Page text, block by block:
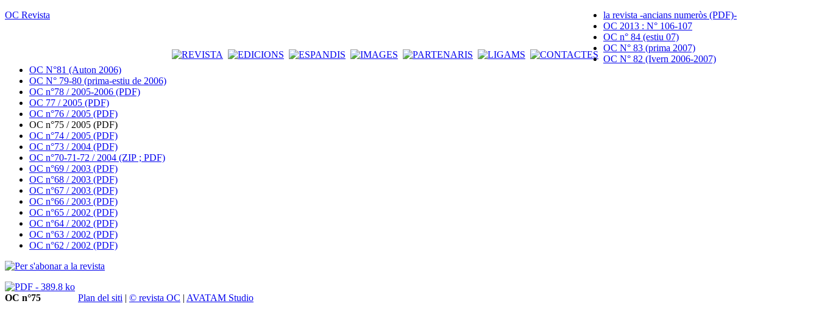
OC Revista
la revista -ancians numeròs (PDF)-
OC 2013 : N° 106-107
OC n° 84 (estiu 07)
OC N° 83 (prima 2007)
OC N° 82 (Ivern 2006-2007)
OC N°81 (Auton 2006)
OC N° 79-80 (prima-estiu de 2006)
OC n°78 / 2005-2006 (PDF)
OC 77 / 2005 (PDF)
OC n°76 / 2005 (PDF)
OC n°75 / 2005 (PDF)
OC n°74 / 2005 (PDF)
OC n°73 / 2004 (PDF)
OC n°70-71-72 / 2004 (ZIP ; PDF)
OC n°69 / 2003 (PDF)
OC n°68 / 2003 (PDF)
OC n°67 / 2003 (PDF)
OC n°66 / 2003 (PDF)
OC n°65 / 2002 (PDF)
OC n°64 / 2002 (PDF)
OC n°63 / 2002 (PDF)
OC n°62 / 2002 (PDF)
OC n°75 Plan del siti | © revista OC | AVATAM Studio